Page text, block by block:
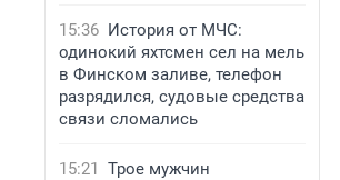
15:36 История от МЧС:
одинокий яхтсмен сел на мель
в Финском заливе, телефон
разрядился, судовые средства
связи сломались
15:21 Трое мужчин